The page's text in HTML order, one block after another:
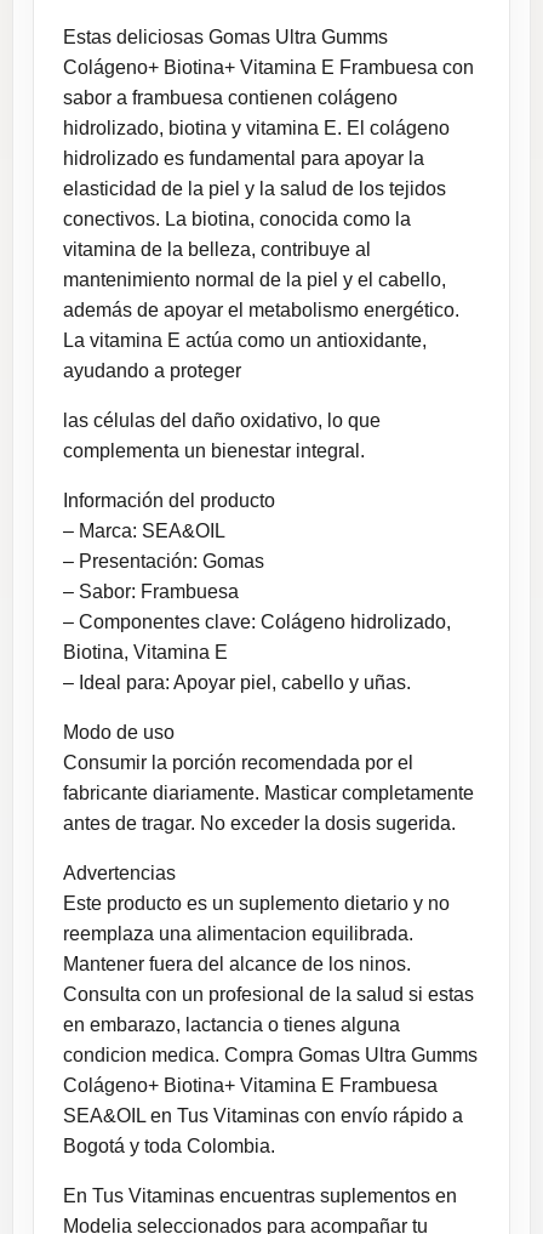
Estas deliciosas Gomas Ultra Gumms
Colágeno+ Biotina+ Vitamina E Frambuesa con
sabor a frambuesa contienen colágeno
hidrolizado, biotina y vitamina E. El colágeno
hidrolizado es fundamental para apoyar la
elasticidad de la piel y la salud de los tejidos
conectivos. La biotina, conocida como la
vitamina de la belleza, contribuye al
mantenimiento normal de la piel y el cabello,
además de apoyar el metabolismo energético.
La vitamina E actúa como un antioxidante,
ayudando a proteger
las células del daño oxidativo, lo que
complementa un bienestar integral.
Información del producto
– Marca: SEA&OIL
– Presentación: Gomas
– Sabor: Frambuesa
– Componentes clave: Colágeno hidrolizado,
Biotina, Vitamina E
– Ideal para: Apoyar piel, cabello y uñas.
Modo de uso
Consumir la porción recomendada por el
fabricante diariamente. Masticar completamente
antes de tragar. No exceder la dosis sugerida.
Advertencias
Este producto es un suplemento dietario y no
reemplaza una alimentacion equilibrada.
Mantener fuera del alcance de los ninos.
Consulta con un profesional de la salud si estas
en embarazo, lactancia o tienes alguna
condicion medica. Compra Gomas Ultra Gumms
Colágeno+ Biotina+ Vitamina E Frambuesa
SEA&OIL en Tus Vitaminas con envío rápido a
Bogotá y toda Colombia.
En Tus Vitaminas encuentras suplementos en
Modelia seleccionados para acompañar tu